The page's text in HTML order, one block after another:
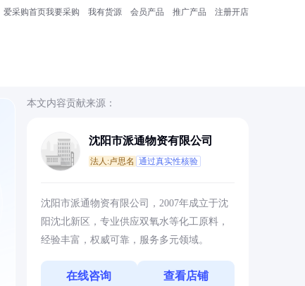
爱采购首页我要采购 我有货源 会员产品 推广产品 注册开店
本文内容贡献来源：
沈阳市派通物资有限公司
法人:卢思名 通过真实性核验
沈阳市派通物资有限公司，2007年成立于沈
阳沈北新区，专业供应双氧水等化工原料，
经验丰富，权威可靠，服务多元领域。
在线咨询 查看店铺